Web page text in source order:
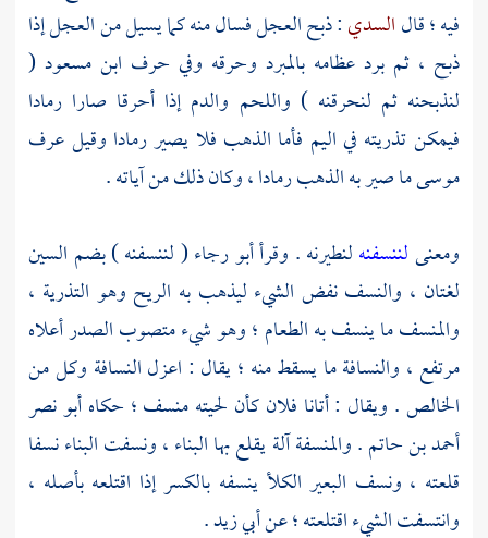
فيه ؛ قالالسدي: ذبح العجل فسال منه كما يسيل من العجل إذا
ذبح ، ثم برد عظامه بالمبرد وحرقه وفي حرف ابن مسعود (
لنذبحنه ثم لنحرقنه ) واللحم والدم إذا أحرقا صارا رمادا
فيمكن تذريته في اليم فأما الذهب فلا يصير رمادا وقيل عرف
موسىما صير به الذهب رمادا ، وكان ذلك من آياته .
ومعنىلننسفنهلنطيرنه . وقرأأبو رجاء( لننسفنه ) بضم السين
لغتان ، والنسف نفض الشيء ليذهب به الريح وهو التذرية ،
والمنسف ما ينسف به الطعام ؛ وهو شيء متصوب الصدر أعلاه
مرتفع ، والنسافة ما يسقط منه ؛ يقال : اعزل النسافة وكل من
الخالص . ويقال : أتانا فلان كأن لحيته منسف ؛ حكاهأبو نصر
أحمد بن حاتم. والمنسفة آلة يقلع بها البناء ، ونسفت البناء نسفا
قلعته ، ونسف البعير الكلأ ينسفه بالكسر إذا اقتلعه بأصله ،
وانتسفت الشيء اقتلعته ؛ عنأبي زيد.